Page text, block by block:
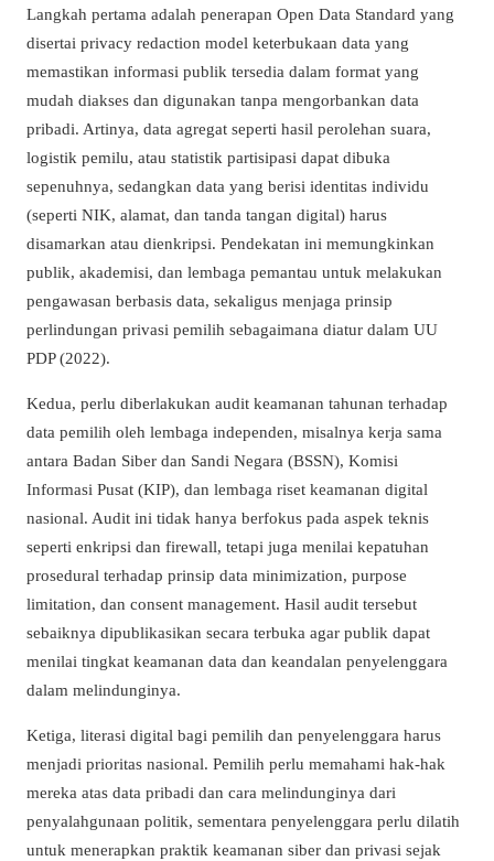
Langkah pertama adalah penerapan Open Data Standard yang
disertai privacy redaction model keterbukaan data yang
memastikan informasi publik tersedia dalam format yang
mudah diakses dan digunakan tanpa mengorbankan data
pribadi. Artinya, data agregat seperti hasil perolehan suara,
logistik pemilu, atau statistik partisipasi dapat dibuka
sepenuhnya, sedangkan data yang berisi identitas individu
(seperti NIK, alamat, dan tanda tangan digital) harus
disamarkan atau dienkripsi. Pendekatan ini memungkinkan
publik, akademisi, dan lembaga pemantau untuk melakukan
pengawasan berbasis data, sekaligus menjaga prinsip
perlindungan privasi pemilih sebagaimana diatur dalam UU
PDP (2022).
Kedua, perlu diberlakukan audit keamanan tahunan terhadap
data pemilih oleh lembaga independen, misalnya kerja sama
antara Badan Siber dan Sandi Negara (BSSN), Komisi
Informasi Pusat (KIP), dan lembaga riset keamanan digital
nasional. Audit ini tidak hanya berfokus pada aspek teknis
seperti enkripsi dan firewall, tetapi juga menilai kepatuhan
prosedural terhadap prinsip data minimization, purpose
limitation, dan consent management. Hasil audit tersebut
sebaiknya dipublikasikan secara terbuka agar publik dapat
menilai tingkat keamanan data dan keandalan penyelenggara
dalam melindunginya.
Ketiga, literasi digital bagi pemilih dan penyelenggara harus
menjadi prioritas nasional. Pemilih perlu memahami hak-hak
mereka atas data pribadi dan cara melindunginya dari
penyalahgunaan politik, sementara penyelenggara perlu dilatih
untuk menerapkan praktik keamanan siber dan privasi sejak